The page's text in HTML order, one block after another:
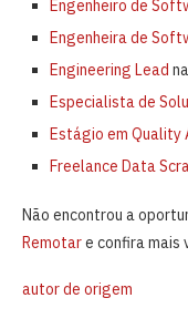
Engenheiro de
Engenheira de
Engineering Lead
Especialista de
Estágio em Quality
Freelance Data
Não encontrou a
Remotare confira mais
autor de origem